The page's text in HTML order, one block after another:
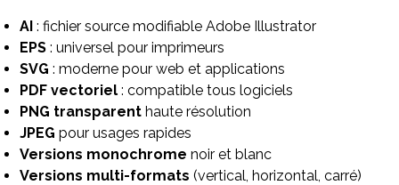
AI : fichier source modifiable Adobe Illustrator
EPS : universel pour imprimeurs
SVG : moderne pour web et applications
PDF vectoriel : compatible tous logiciels
PNG transparent haute résolution
JPEG pour usages rapides
Versions monochrome noir et blanc
Versions multi-formats (vertical, horizontal, carré)